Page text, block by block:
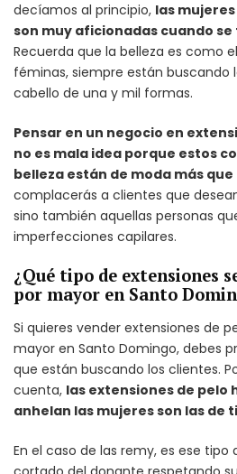
decíamos al principio, las
son muy aficionadas cuando
Recuerda que la belleza es como
féminas, siempre están buscando
cabello de una y mil formas.
Pensar en un negocio en
no es mala idea porque estos
belleza están de moda más
complacerás a clientes que
sino también aquellas personas
imperfecciones capilares.
¿Qué tipo de extensiones
por mayor en Santo
Si quieres vender extensiones de
mayor en Santo Domingo, debes
que están buscando los clientes.
cuenta, las extensiones de pelo
anhelan las mujeres son las de
En el caso de las remy, es ese tipo